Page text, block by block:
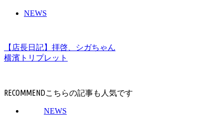
NEWS
【店長日記】拝啓、シガちゃん
横濱トリプレット
RECOMMEND
NEWS